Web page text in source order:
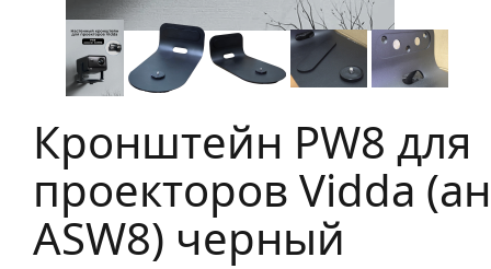
Кронштейн PW8 для
проекторов Vidda
ASW8) черный